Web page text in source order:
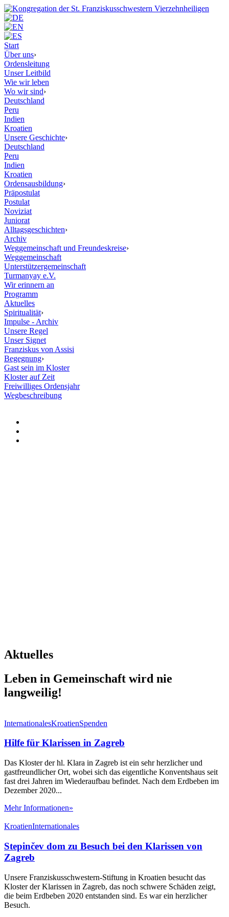
Start
Über uns›
Ordensleitung
Unser Leitbild
Wie wir leben
Wo wir sind›
Deutschland
Peru
Indien
Kroatien
Unsere Geschichte›
Deutschland
Peru
Indien
Kroatien
Ordensausbildung›
Präpostulat
Postulat
Noviziat
Juniorat
Alltagsgeschichten›
Archiv
Weggemeinschaft und Freundeskreise›
Weggemeinschaft
Unterstützergemeinschaft
Turmanyay e.V.
Wir erinnern an
Programm
Aktuelles
Spiritualität›
Impulse - Archiv
Unsere Regel
Unser Signet
Franziskus von Assisi
Begegnung›
Gast sein im Kloster
Kloster auf Zeit
Freiwilliges Ordensjahr
Wegbeschreibung
Aktuelles
Leben in Gemeinschaft wird nie
langweilig!
InternationalesKroatienSpenden
Hilfe für Klarissen in Zagreb
Das Kloster der hl. Klara in Zagreb ist ein sehr herzlicher und
gastfreundlicher Ort, wobei sich das eigentliche Konventshaus seit
fast drei Jahren im Wiederaufbau befindet. Nach dem Erdbeben im
Dezember 2020...
Mehr Informationen»
KroatienInternationales
Stepinčev dom zu Besuch bei den Klarissen von
Zagreb
Unsere Franziskusschwestern-Stiftung in Kroatien besucht das
Kloster der Klarissen in Zagreb, das noch schwere Schäden zeigt,
die beim Erdbeben 2020 entstanden sind. Es war ein herzlicher
Besuch.